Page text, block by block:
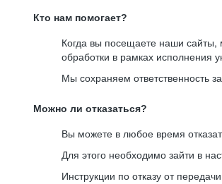
Кто нам помогает?
Когда вы посещаете наши
обработки в рамках исполнения
Мы сохраняем ответственность
Можно ли отказаться?
Вы можете в любое время
Для этого необходимо зайти в
Инструкции по отказу от